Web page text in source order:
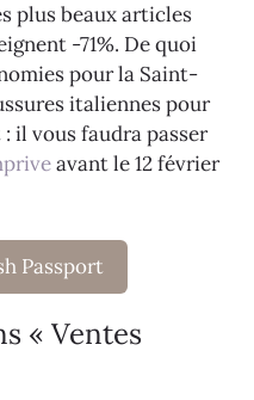
plus beaux articles
-71%. De quoi
pour la Saint-
italiennes pour
il vous faudra passer
avant le 12 février
Passport
« Ventes